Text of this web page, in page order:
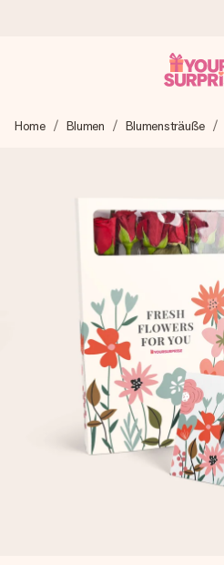
Wir bereiten dein Geschenk
4,8 (basierend auf
4,8 bei Google Reviews
die wir versenden).
+49 39292 929695
Montag - Freitag : 8:30 -
Samstag - Sonntag : 8:30 -
Home Blumen Blumensträuße